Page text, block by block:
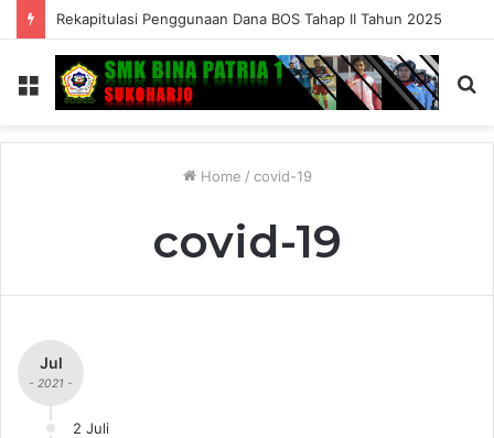
Rekapitulasi Penggunaan Dana BOS Tahap II Tahun 2025
Menu
Home / covid-19
covid-19
Jul
- 2021 -
2 Juli